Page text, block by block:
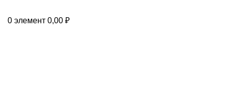
0 элемент 0,00 ₽